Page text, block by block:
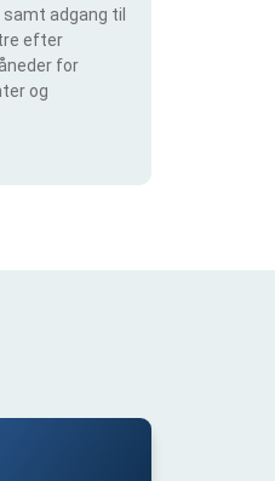
adgang til
efter
for
og